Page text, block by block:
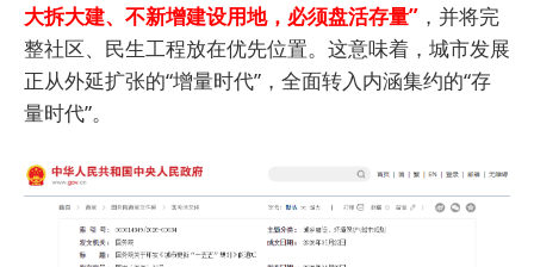
大拆大建、不新增建设用地，必须盘活存量” ，并将完
整社区、民生工程放在优先位置。这意味着，城市发展
正从外延扩张的“增量时代”，全面转入内涵集约的“存
量时代”。